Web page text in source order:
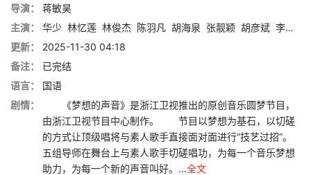
导演：
蒋敏昊
主演：
华少 林忆莲 林俊杰 陈羽凡 胡海泉 张靓颖 胡彦斌 李荣浩
更新：
2025-11-30 04:18
备注：
已完结
语言：
国语
剧情：
《梦想的声音》是浙江卫视推出的原创音乐圆梦节目，
由浙江卫视节目中心制作。 节目以梦想为基石，以切磋
的方式让顶级唱将与素人歌手直接面对面进行“技艺过招”。
五组导师在舞台上与素人歌手切磋唱功，为每一个音乐梦想
助力，为每一个新的声音叫好。...全文